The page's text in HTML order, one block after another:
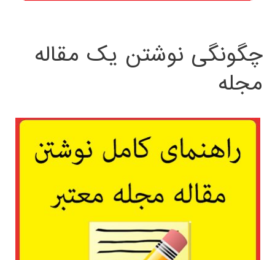
چگونگی نوشتن یک مقاله
مجله